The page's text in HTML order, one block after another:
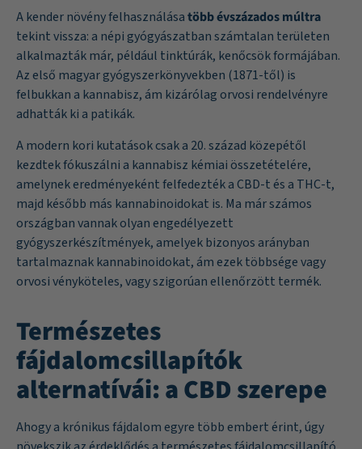
A kender növény felhasználásatöbb évszázados múltra
tekint vissza: a népi gyógyászatban számtalan területen
alkalmazták már, például tinktúrák, kenőcsök formájában.
Az első magyar gyógyszerkönyvekben (1871-től) is
felbukkan a kannabisz, ám kizárólag orvosi rendelvényre
adhatták ki a patikák.
A modern kori kutatások csak a 20. század közepétől
kezdtek fókuszálni a kannabisz kémiai összetételére,
amelynek eredményeként felfedezték a CBD-t és a THC-t,
majd később más kannabinoidokat is. Ma már számos
országban vannak olyan engedélyezett
gyógyszerkészítmények, amelyek bizonyos arányban
tartalmaznak kannabinoidokat, ám ezek többsége vagy
orvosi vényköteles, vagy szigorúan ellenőrzött termék.
Természetes
fájdalomcsillapítók
alternatívái: a CBD szerepe
Ahogy a krónikus fájdalom egyre több embert érint, úgy